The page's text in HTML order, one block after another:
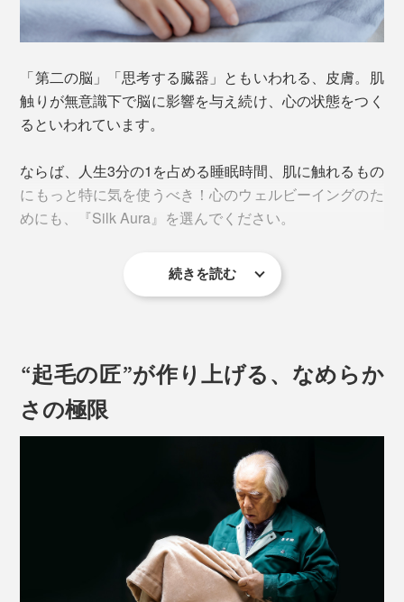
「第二の脳」「思考する臓器」ともいわれる、皮膚。肌
触りが無意識下で脳に影響を与え続け、心の状態をつく
るといわれています。
ならば、人生3分の1を占める睡眠時間、肌に触れるもの
にもっと特に気を使うべき！心のウェルビーイングのた
めにも、『Silk Aura』を選んでください。
シルクは、人間の皮膚の成分に近い18種類のアミノ酸構
造で、肌に刺激の少ない素材。
続きを読む
“起毛の匠”が作り上げる、なめらか
さの極限